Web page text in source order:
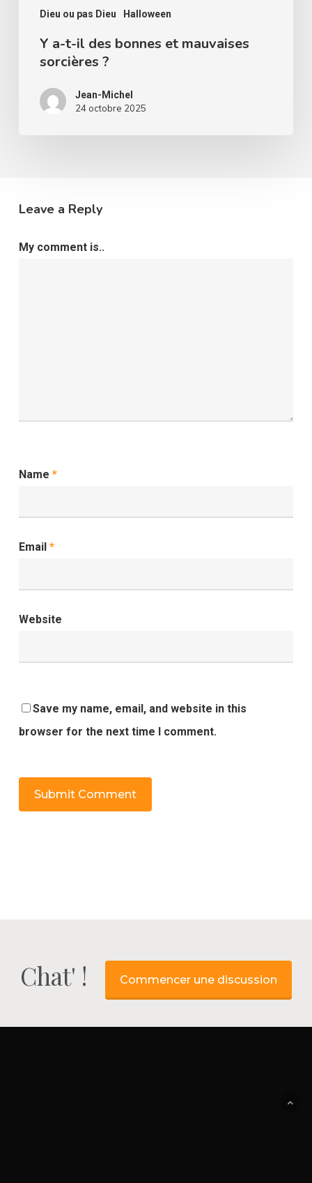
Dieu ou pas Dieu Halloween
Y a-t-il des bonnes et mauvaises
sorcières ?
Jean-Michel
24 octobre 2025
Leave a Reply
My comment is..
Name *
Email *
Website
Save my name, email, and website in this
browser for the next time I comment.
Chat' ! Commencer une discussion